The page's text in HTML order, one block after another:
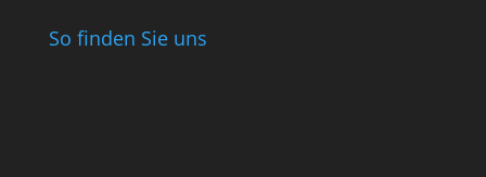
So finden Sie uns